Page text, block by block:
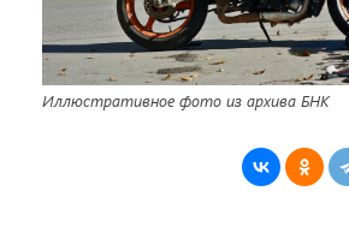
Иллюстративное фото из архива БНК